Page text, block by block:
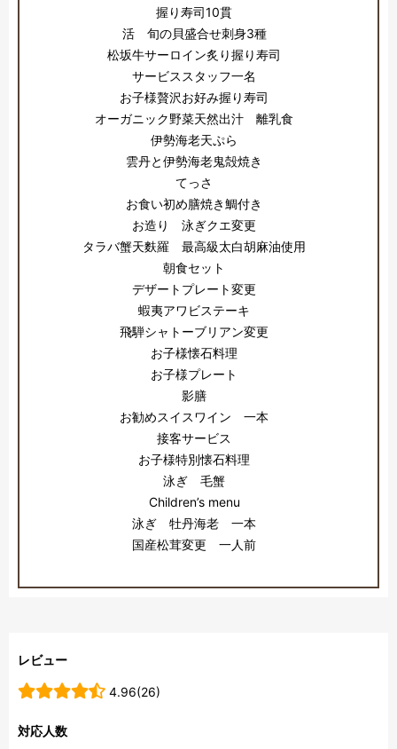
握り寿司10貫
活 旬の貝盛合せ刺身3種
松坂牛サーロイン炙り握り寿司
サービススタッフ一名
お子様贅沢お好み握り寿司
オーガニック野菜天然出汁 離乳食
伊勢海老天ぷら
雲丹と伊勢海老鬼殻焼き
てっさ
お食い初め膳焼き鯛付き
お造り 泳ぎクエ変更
タラバ蟹天麩羅 最高級太白胡麻油使用
朝食セット
デザートプレート変更
蝦夷アワビステーキ
飛騨シャトーブリアン変更
お子様懐石料理
お子様プレート
影膳
お勧めスイスワイン 一本
接客サービス
お子様特別懐石料理
泳ぎ 毛蟹
Children’s menu
泳ぎ 牡丹海老 一本
国産松茸変更 一人前
レビュー
4.96(26)
対応人数